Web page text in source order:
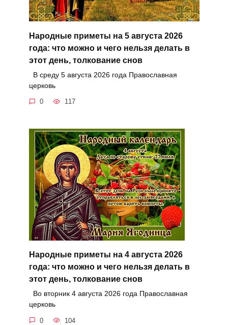
Народные приметы на 5 августа 2026
года: что можно и чего нельзя делать в
этот день, толкование снов
В среду 5 августа 2026 года Православная
церковь
0 117
Народные приметы на 4 августа 2026
года: что можно и чего нельзя делать в
этот день, толкование снов
Во вторник 4 августа 2026 года Православная
церковь
0 104